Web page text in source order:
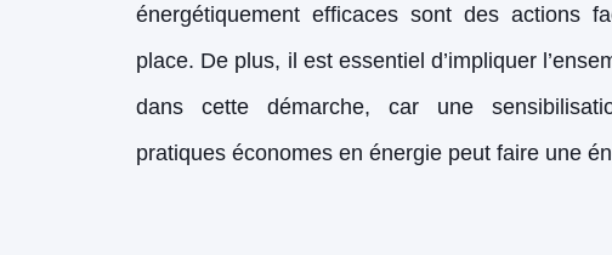
énergétiquement efficaces sont des actions
place. De plus, il est essentiel d’impliquer
dans cette démarche, car une
pratiques économes en énergie peut faire une